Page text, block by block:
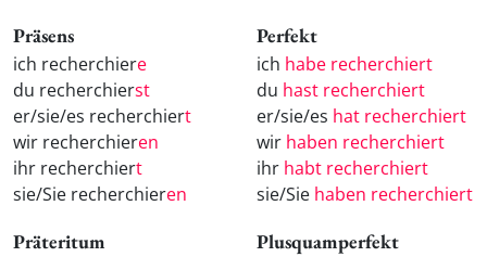
Präsens
ich recherchiere
du recherchierst
er/sie/es recherchiert
wir recherchieren
ihr recherchiert
sie/Sie recherchieren
Perfekt
ich habe recherchiert
du hast recherchiert
er/sie/es hat recherchiert
wir haben recherchiert
ihr habt recherchiert
sie/Sie haben recherchiert
Präteritum Plusquamperfekt